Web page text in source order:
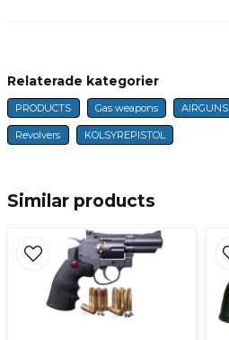
name
Name
E-mail
Ja, ni får publicera min
Similar products
Relaterade kategorier
PRODUCTS Gas weapons
Revolvers KOLSYREPISTOL